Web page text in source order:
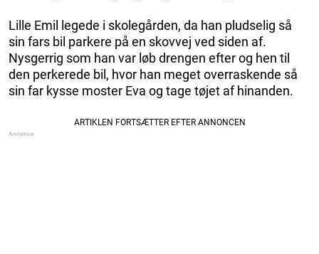
Lille Emil legede i skolegården, da han pludselig så
sin fars bil parkere på en skovvej ved siden af.
Nysgerrig som han var løb drengen efter og hen til
den perkerede bil, hvor han meget overraskende så
sin far kysse moster Eva og tage tøjet af hinanden.